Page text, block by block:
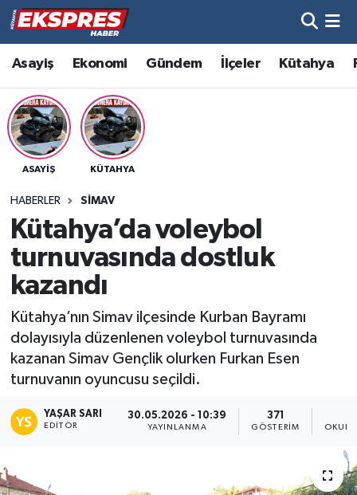
Asayiş Ekonomi Gündem İlçeler Kütahya
ASAYIŞ KÜTAHYA
HABERLER SIMAV
Kütahya’da voleybol
turnuvasında dostluk
kazandı
Kütahya’nın Simav ilçesinde Kurban Bayramı
dolayısıyla düzenlenen voleybol turnuvasında
kazanan Simav Gençlik olurken Furkan Esen
turnuvanın oyuncusu seçildi.
YAŞAR SARI
EDITÖR
30.05.2026 - 10:39
YAYINLANMA
371
GÖSTERIM
Altıntaş
Asayiş
Aslanapa
Bölge
Çavdarhisar
Dumlupınar
Dünya
Eğitim
Hava Durumu
Trafik Durumu
Süper Lig Puan Durumu ve Fikstür
Son Dakika Haberleri
Haber Arşivi